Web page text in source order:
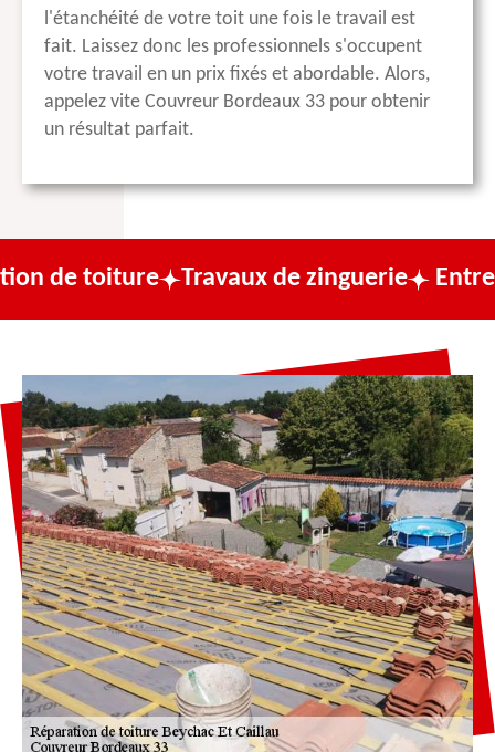
l'étanchéité de votre toit une fois le travail est
fait. Laissez donc les professionnels s'occupent
votre travail en un prix fixés et abordable. Alors,
appelez vite Couvreur Bordeaux 33 pour obtenir
un résultat parfait.
Travaux de zinguerie Entreprise